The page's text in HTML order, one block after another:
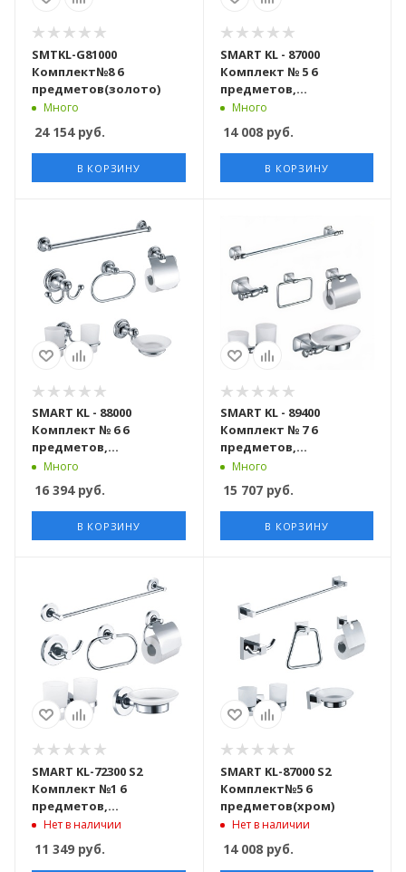
SMTKL-G81000
Комплект№8 6
предметов(золото)
Много
24 154руб.
В КОРЗИНУ
SMART KL - 87000
Комплект № 5 6
предметов,
хромированный
Много
14 008руб.
В КОРЗИНУ
SMART KL - 88000
Комплект № 6 6
предметов,
хромированный
Много
16 394руб.
В КОРЗИНУ
SMART KL - 89400
Комплект № 7 6
предметов,
хромированный
Много
15 707руб.
В КОРЗИНУ
SMART KL-72300 S2
Комплект №1 6
предметов,
хромированный
Нет в наличии
11 349 руб.
SMART KL-87000 S2
Комплект№5 6
предметов(хром)
Нет в наличии
14 008руб.